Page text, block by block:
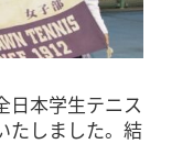
日本学生テニス
たしました。結